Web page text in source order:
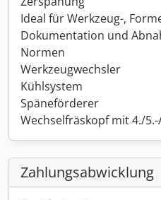
Ideal für Werkzeug-,
Dokumentation und
Normen
Werkzeugwechsler
Kühlsystem
Späneförderer
Wechselfräskopf mit 4./5.-
Zahlungsabwicklung